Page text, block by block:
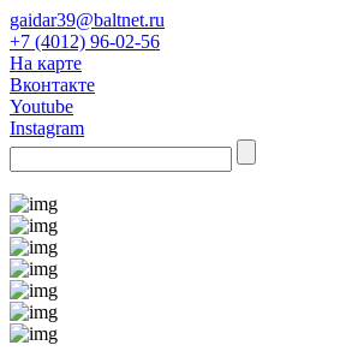
gaidar39@baltnet.ru
+7 (4012) 96-02-56
На карте
Вконтакте
Youtube
Instagram